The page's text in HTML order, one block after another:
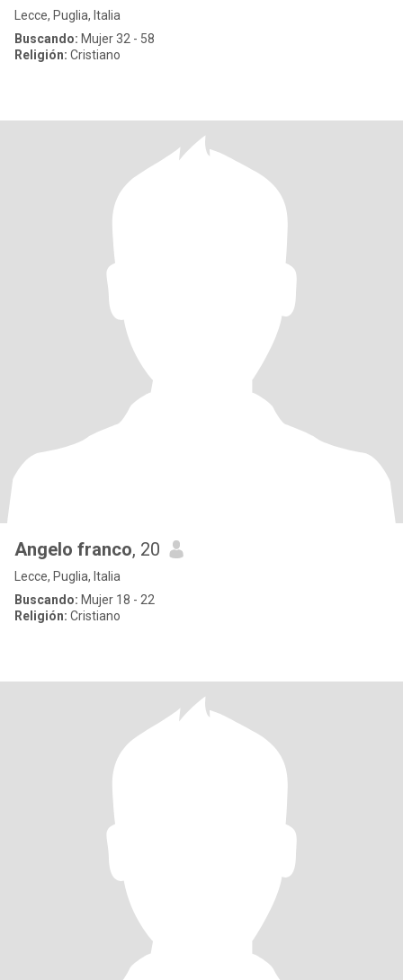
Lecce, Puglia, Italia
Buscando: Mujer 32 - 58
Religión: Cristiano
Angelo franco, 20
Lecce, Puglia, Italia
Buscando: Mujer 18 - 22
Religión: Cristiano